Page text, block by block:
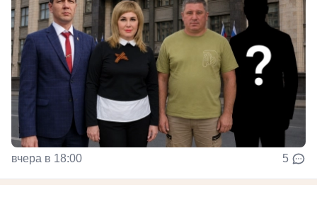
вчера в 18:00 5